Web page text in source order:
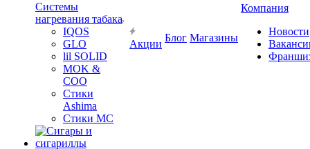
Системы
нагревания табака
IQOS
GLO
lil SOLID
MOK &
COO
Стики
Ashima
Стики MC
Акции
Блог Магазины
Компания
Новости